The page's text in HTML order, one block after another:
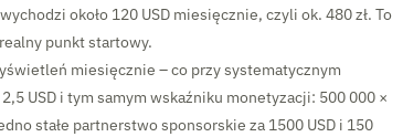
około 120 USD miesięcznie, czyli ok. 480 zł. To
punkt startowy.
miesięcznie – co przy systematycznym
USD i tym samym wskaźniku monetyzacji: 500 000 ×
stałe partnerstwo sponsorskie za 1500 USD i 150